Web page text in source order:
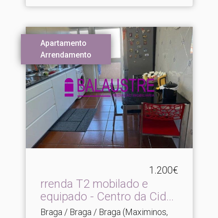
Apartamento
Arrendamento
1.200€
rrenda T2 mobilado e
equipado - Centro da Cid.​..
Braga / Braga / Braga (Maximinos,